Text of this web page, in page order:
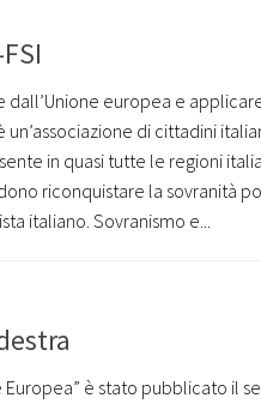
europea e
un’associazione di cittadini
in quasi tutte le regioni
riconquistare la sovranità
italiano. Sovranismo e...
è stato pubblicato il